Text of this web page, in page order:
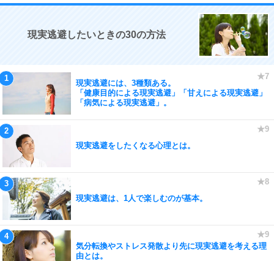
現実逃避したいときの30の方法
現実逃避には、3種類ある。
「健康目的による現実逃避」「甘えによる現実逃避」
「病気による現実逃避」。
現実逃避をしたくなる心理とは。
現実逃避は、1人で楽しむのが基本。
気分転換やストレス発散より先に現実逃避を考える理
由とは。